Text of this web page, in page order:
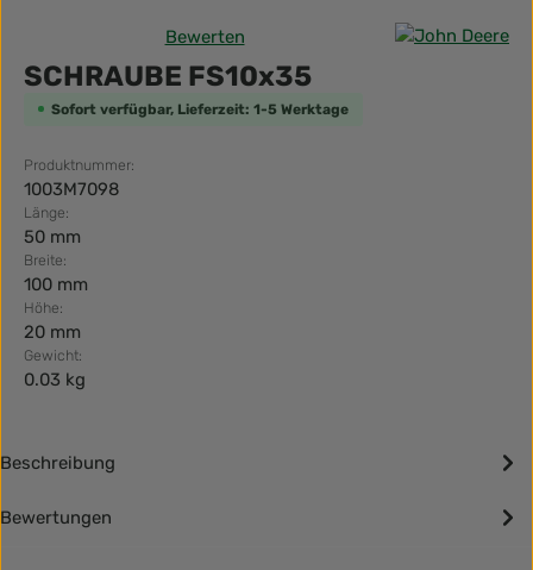
Durchschnittliche Bewertung von 0 von 5 Sternen
Bewerten
SCHRAUBE FS10x35
Sofort verfügbar, Lieferzeit: 1-5 Werktage
Produktnummer:
1003M7098
Länge:
50 mm
Breite:
100 mm
Höhe:
20 mm
Gewicht:
0.03 kg
Beschreibung
Bewertungen